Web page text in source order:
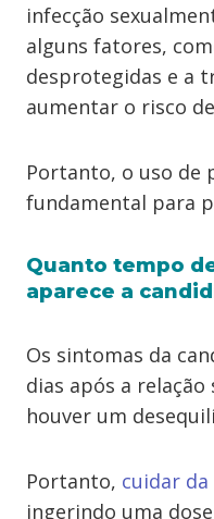
infecção
alguns fatores,
desprotegidas e a
aumentar o risco
Portanto, o uso de
fundamental para
Quanto tempo
aparece a
Os sintomas da
dias após a
houver um
Portanto, cuidar
ingerindo uma